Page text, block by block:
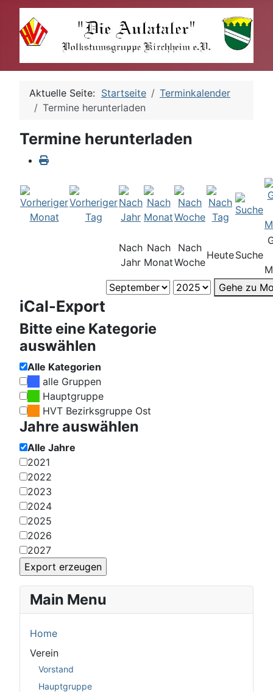
Aktuelle Seite: Startseite
Terminkalender
Termine herunterladen
Termine herunterladen
Nach
Jahr
Nach
Monat
Nach
Woche
HeuteSuche
Gehe zu
iCal-Export
Bitte eine Kategorie
auswählen
Alle Kategorien
alle Gruppen
Hauptgruppe
HVT Bezirksgruppe Ost
Jahre auswählen
Alle Jahre
2021
2022
2023
2024
2025
2026
2027
Main Menu
Home
Verein
Vorstand
Hauptgruppe